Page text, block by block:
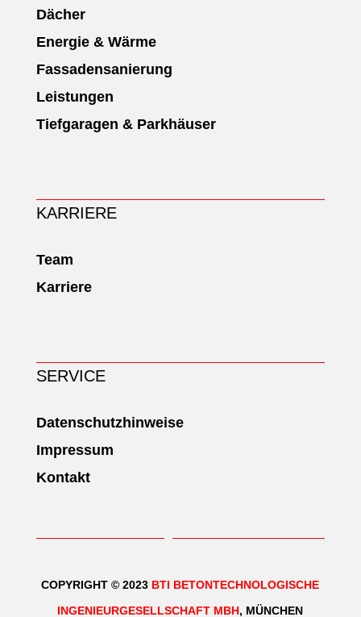
Dächer
Energie & Wärme
Fassadensanierung
Leistungen
Tiefgaragen & Parkhäuser
KARRIERE
Team
Karriere
SERVICE
Datenschutzhinweise
Impressum
Kontakt
COPYRIGHT © 2023 BTI BETONTECHNOLOGISCHE
INGENIEURGESELLSCHAFT MBH, MÜNCHEN